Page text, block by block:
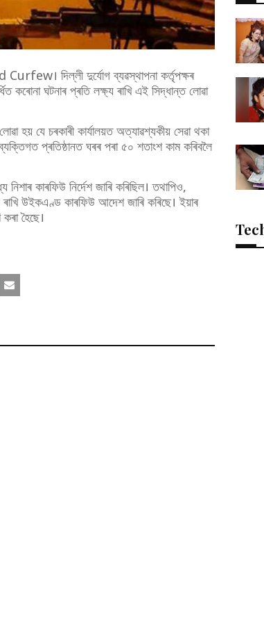
Curfew। দিল্লী দুৰ্যোগ ব্যৱস্থাপনা কৰ্তৃপক্ষৰ
ঘটনাৰ প্ৰতি লক্ষ্য ৰাখি এই সিদ্ধান্ত লোৱা
হয় যে চৰকাৰী কাৰ্যালয়ত অত্যাৱশ্যকীয় সেৱা থকা
প্ৰতিষ্ঠানত ঘৰৰ পৰা ৫০ শতাংশ কাম কৰিবলৈ
কাৰফিউ নিৰ্দেশ জাৰি কৰিছিল। তথাপিও,
উইকএণ্ড কাৰফিউ আদেশ জাৰি কৰিছে। ইয়াৰ
হৈছে।